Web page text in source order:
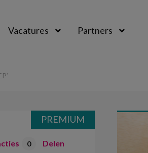
Vacatures Partners
0 Delen
PREMIUM